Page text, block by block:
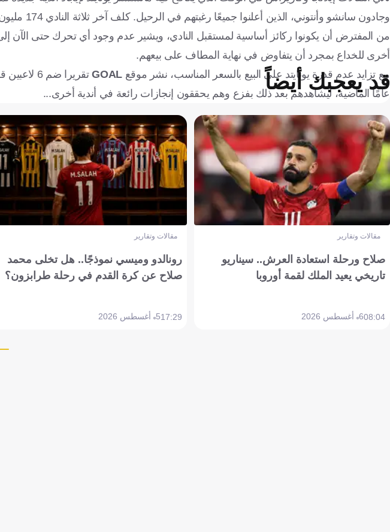
وجادون
من المفترض أن يكونوا ركائز أساسية لمستقبل النادي، ويشير عدم وجود أي تحرك حتى الآن
أخرى للخداع بمجرد أن يتفاوض في نهاية المطاف على بيعهم.
مع تزايد عدم قدرة يونايتد على البيع بالسعر المناسب، نشر موقعGOAL
عامًا الماضية، ليشاهدهم بعد ذلك بفزع وهم يحققون إنجازات رائعة في أندية أخرى...
قد يعجبك أيضاً
مقالات وتقارير
صلاح ورحلة استعادة العرش.. سيناريو
تاريخي يعيد الملك لقمة أوروبا
08:046 أغسطس 2026
مقالات وتقارير
رونالدو وميسي نموذجًا.. هل تخلى محمد
صلاح عن كرة القدم في رحلة طرابزون؟
17:295 أغسطس 2026